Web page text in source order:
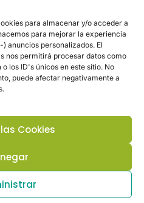
para almacenar y/o acceder a
para mejorar la experiencia
anuncios personalizados. El
nos permitirá procesar datos como
los ID's únicos en este sitio. No
puede afectar negativamente a
Cookies